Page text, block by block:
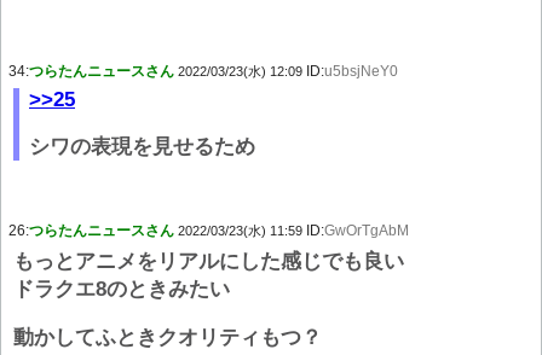
34:つらたんニュースさん 2022/03/23(水) 12:09 ID:u5bsjNeY0
>>25
シワの表現を見せるため
26:つらたんニュースさん 2022/03/23(水) 11:59 ID:GwOrTgAbM
もっとアニメをリアルにした感じでも良い
ドラクエ8のときみたい
動かしてふときクオリティもつ？